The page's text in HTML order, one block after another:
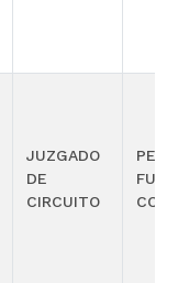
JUZGADO
DE
CIRCUITO